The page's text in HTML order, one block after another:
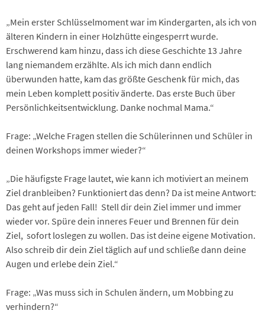
„Mein erster Schlüsselmoment war im Kindergarten, als ich von
älteren Kindern in einer Holzhütte eingesperrt wurde.
Erschwerend kam hinzu, dass ich diese Geschichte 13 Jahre
lang niemandem erzählte. Als ich mich dann endlich
überwunden hatte, kam das größte Geschenk für mich, das
mein Leben komplett positiv änderte. Das erste Buch über
Persönlichkeitsentwicklung. Danke nochmal Mama.“
Frage: „Welche Fragen stellen die Schülerinnen und Schüler in
deinen Workshops immer wieder?“
„Die häufigste Frage lautet, wie kann ich motiviert an meinem
Ziel dranbleiben? Funktioniert das denn? Da ist meine Antwort:
Das geht auf jeden Fall! Stell dir dein Ziel immer und immer
wieder vor. Spüre dein inneres Feuer und Brennen für dein
Ziel, sofort loslegen zu wollen. Das ist deine eigene Motivation.
Also schreib dir dein Ziel täglich auf und schließe dann deine
Augen und erlebe dein Ziel.“
Frage: „Was muss sich in Schulen ändern, um Mobbing zu
verhindern?“